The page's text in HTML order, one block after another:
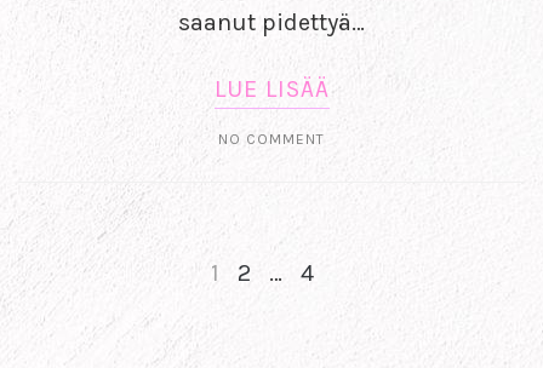
saanut pidettyä…
LUE LISÄÄ
NO COMMENT
1 2 … 4 NEXT